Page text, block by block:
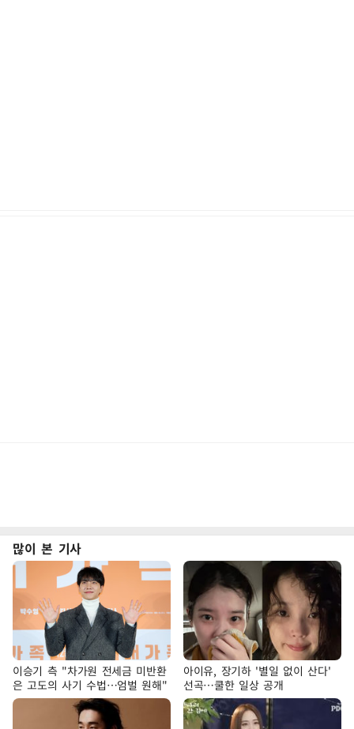
많이 본 기사
이승기 측 "차가원 전세금 미반환
은 고도의 사기 수법…엄벌 원해"
아이유, 장기하 '별일 없이 산다'
선곡…쿨한 일상 공개